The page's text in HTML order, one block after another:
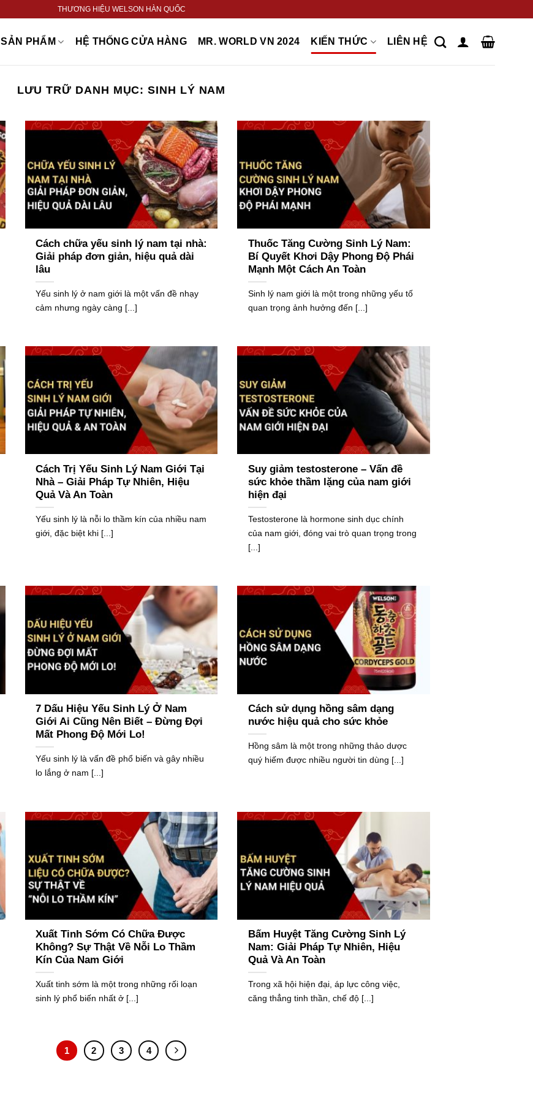
THƯƠNG HIỆU WELSON HÀN QUỐC
SẢN PHẨM HỆ THỐNG CỬA HÀNG MR. WORLD VN 2024 KIẾN THỨC LIÊN HỆ
LƯU TRỮ DANH MỤC:SINH LÝ NAM
Cách chữa yếu sinh lý nam tại nhà:
Giải pháp đơn giản, hiệu quả dài
lâu
Yếu sinh lý ở nam giới là một vấn đề nhạy
cảm nhưng ngày càng [...]
Thuốc Tăng Cường Sinh Lý Nam:
Bí Quyết Khơi Dậy Phong Độ Phái
Mạnh Một Cách An Toàn
Sinh lý nam giới là một trong những yếu tố
quan trọng ảnh hưởng đến [...]
Cách Trị Yếu Sinh Lý Nam Giới Tại
Nhà – Giải Pháp Tự Nhiên, Hiệu
Quả Và An Toàn
Yếu sinh lý là nỗi lo thầm kín của nhiều nam
giới, đặc biệt khi [...]
Suy giảm testosterone – Vấn đề
sức khỏe thầm lặng của nam giới
hiện đại
Testosterone là hormone sinh dục chính
của nam giới, đóng vai trò quan trọng trong
[...]
7 Dấu Hiệu Yếu Sinh Lý Ở Nam
Giới Ai Cũng Nên Biết – Đừng Đợi
Mất Phong Độ Mới Lo!
Yếu sinh lý là vấn đề phổ biến và gây nhiều
lo lắng ở nam [...]
Cách sử dụng hồng sâm dạng
nước hiệu quả cho sức khỏe
Hồng sâm là một trong những thảo dược
quý hiếm được nhiều người tin dùng [...]
Xuất Tinh Sớm Có Chữa Được
Không? Sự Thật Về Nỗi Lo Thầm
Kín Của Nam Giới
Xuất tinh sớm là một trong những rối loạn
sinh lý phổ biến nhất ở [...]
Bấm Huyệt Tăng Cường Sinh Lý
Nam: Giải Pháp Tự Nhiên, Hiệu
Quả Và An Toàn
Trong xã hội hiện đại, áp lực công việc,
căng thẳng tinh thần, chế độ [...]
1 2 3 4